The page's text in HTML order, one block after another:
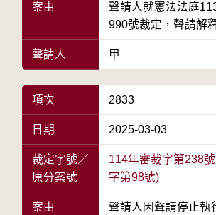
案由
聲請人就憲法法庭
990號裁定，聲請解
聲請人 甲
項次 2833
日期 2025-03-03
裁定字號／
原分案號
114年審裁字第238
字第98號)
案由
聲請人因聲請停止執